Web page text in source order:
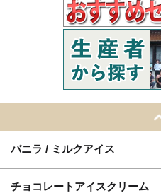
バニラ / ミルクアイス
チョコレートアイスクリーム